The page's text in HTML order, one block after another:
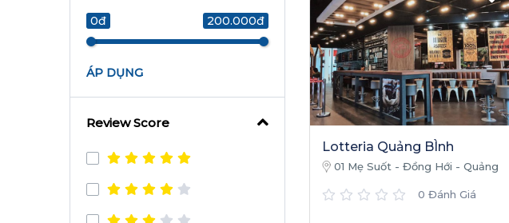
0đ 200.000đ
ÁP DỤNG
Review Score
Lotteria Quảng BÌnh
01 Mẹ Suốt - Đồng Hới - Quảng
0 Đánh Giá